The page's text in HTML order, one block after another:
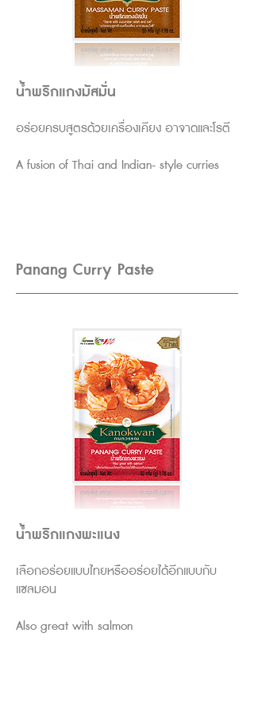
น้ำพริกแกงมัสมั่น
อร่อยครบสูตรด้วยเครื่องเคียง อาจาดและโรตี
A fusion of Thai and Indian- style curries
Panang Curry Paste
น้ำพริกแกงพะแนง
เลือกอร่อยแบบไทยหรืออร่อยได้อีกแบบกับ
แซลมอน
Also great with salmon